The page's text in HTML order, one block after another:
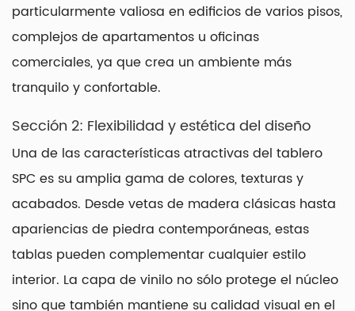
particularmente valiosa en edificios de varios pisos,
complejos de apartamentos u oficinas
comerciales, ya que crea un ambiente más
tranquilo y confortable.
Sección 2: Flexibilidad y estética del diseño
Una de las características atractivas del tablero
SPC es su amplia gama de colores, texturas y
acabados. Desde vetas de madera clásicas hasta
apariencias de piedra contemporáneas, estas
tablas pueden complementar cualquier estilo
interior. La capa de vinilo no sólo protege el núcleo
sino que también mantiene su calidad visual en el